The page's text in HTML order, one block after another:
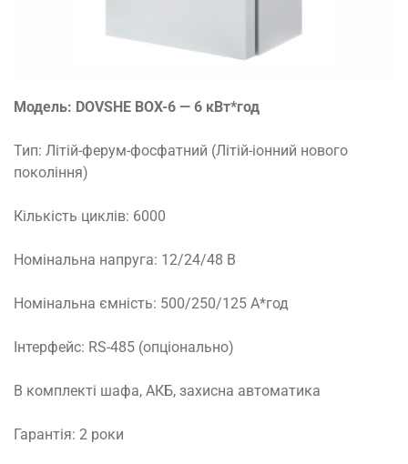
Модель: DOVSHE BOX-6 — 6 кВт*год
Тип: Літій-ферум-фосфатний (Літій-іонний нового
покоління)
Кількість циклів: 6000
Номінальна напруга: 12/24/48 В
Номінальна ємність: 500/250/125 А*год
Інтерфейс: RS-485 (опціонально)
В комплекті шафа, АКБ, захисна автоматика
Гарантія: 2 роки